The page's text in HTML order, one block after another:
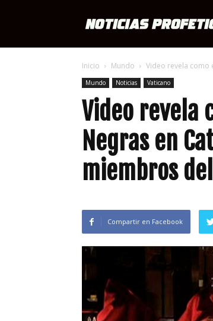
Inicio Mundo Video revela como
Mundo Noticias Vaticano
Video revela
Negras en
miembros
Compartir en Facebook